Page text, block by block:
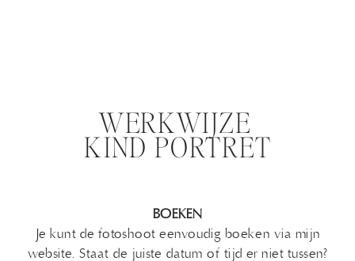
BOEKEN
Je kunt de fotoshoot eenvoudig boeken via mijn
website. Staat de juiste datum of tijd er niet tussen?
WERKWIJZE
KIND PORTRET